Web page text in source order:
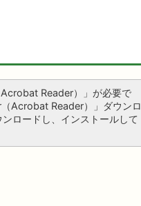
Reader）」が必要で
Acrobat Reader）」ダウンロ
ロードし、インストールして